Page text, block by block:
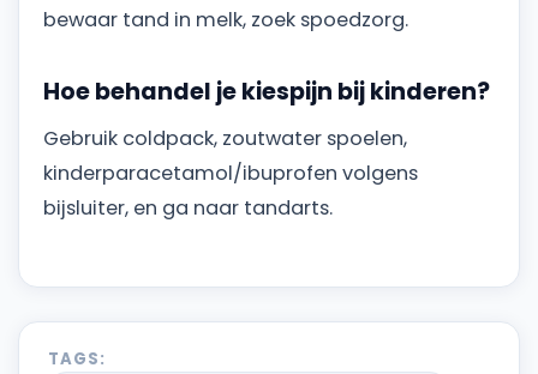
bewaar tand in melk, zoek spoedzorg.
Hoe behandel je kiespijn bij kinderen?
Gebruik coldpack, zoutwater spoelen,
kinderparacetamol/ibuprofen volgens
bijsluiter, en ga naar tandarts.
TAGS: